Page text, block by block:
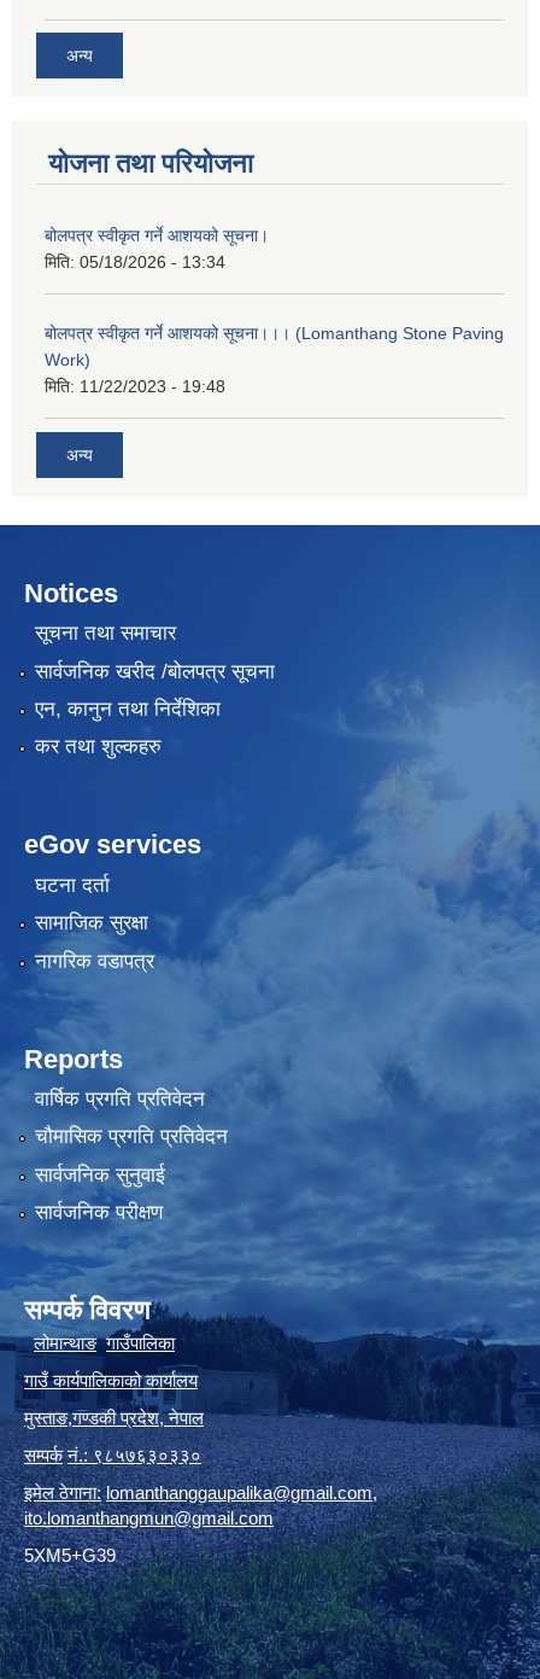
अन्य
योजना तथा परियोजना
बोलपत्र स्वीकृत गर्ने आशयको सूचना।
मिति: 05/18/2026 - 13:34
बोलपत्र स्वीकृत गर्ने आशयको सूचना।।। (Lomanthang Stone Paving
Work)
मिति: 11/22/2023 - 19:48
अन्य
Notices
सूचना तथा समाचार
सार्वजनिक खरीद /बोलपत्र सूचना
एन, कानुन तथा निर्देशिका
कर तथा शुल्कहरु
eGov services
घटना दर्ता
सामाजिक सुरक्षा
नागरिक वडापत्र
Reports
वार्षिक प्रगति प्रतिवेदन
चौमासिक प्रगति प्रतिवेदन
सार्वजनिक सुनुवाई
सार्वजनिक परीक्षण
सम्पर्क विवरण
लोमान्थाङ गाउँपालिका
गाउँ कार्यपालिकाको कार्यालय
मुस्ताङ,गण्डकी प्रदेश,नेपाल
सम्पर्क नं.: ९८५७६३०३३०
इमेल ठेगाना: lomanthanggaupalika@gmail.com,
ito.lomanthangmun@gmail.com
5XM5+G39